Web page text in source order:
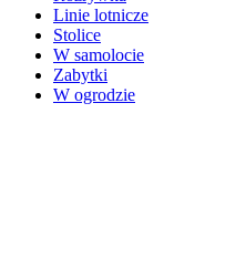
Linie lotnicze
Stolice
W samolocie
Zabytki
W ogrodzie